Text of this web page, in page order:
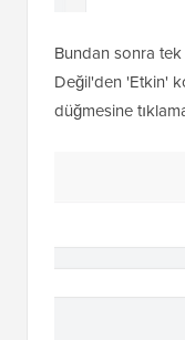
Bundan sonra
Değil'den 'Etkin'
düğmesine